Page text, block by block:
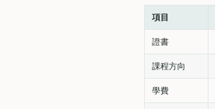
項目
證書
課程方向
學費